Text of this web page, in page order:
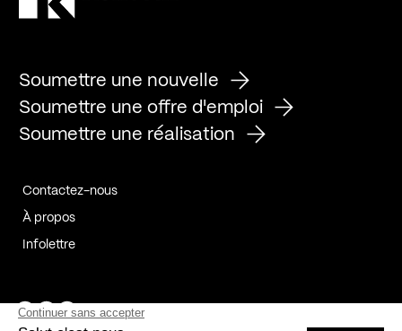
Soumettre une nouvelle
Soumettre une offre d'emploi
Soumettre une réalisation
Contactez-nous
À propos
Infolettre
Page Facebook de Kollectif
Page Instagram de Kollectif
Page Linkedin de Kollectif